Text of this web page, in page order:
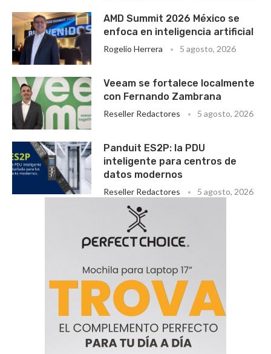
AMD Summit 2026 México se
enfoca en inteligencia artificial
Rogelio Herrera 5 agosto, 2026
Veeam se fortalece localmente
con Fernando Zambrana
Reseller Redactores 5 agosto, 2026
Panduit ES2P: la PDU
inteligente para centros de
datos modernos
Reseller Redactores 5 agosto, 2026